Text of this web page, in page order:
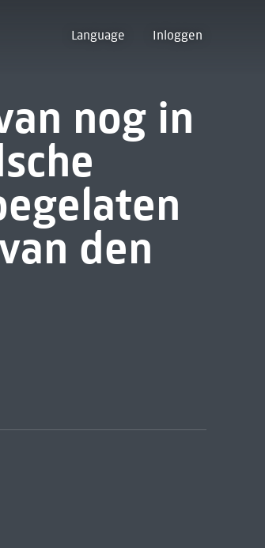
Language Inloggen
nog in
den